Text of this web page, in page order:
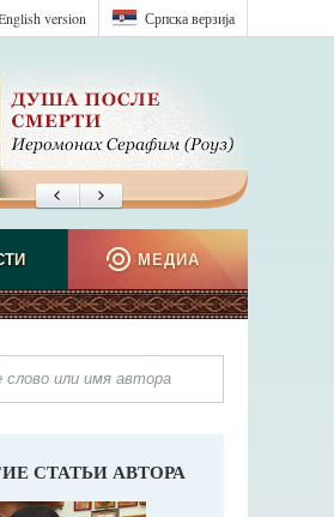
Српска верзиjа
version
МЕДИА
СТАТЬИ АВТОРА